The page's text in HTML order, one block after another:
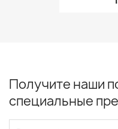
Получите наши
специальные